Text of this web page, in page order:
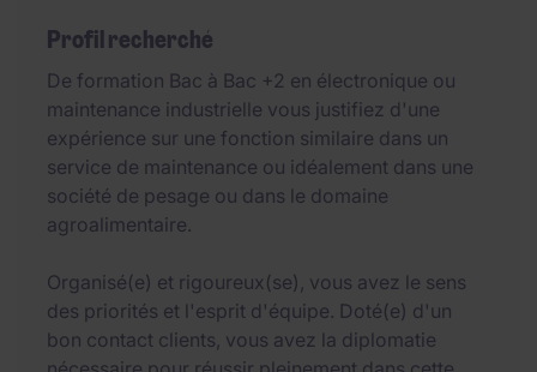
Profil recherché
De formation Bac à Bac +2 en électronique ou
maintenance industrielle vous justifiez d'une
expérience sur une fonction similaire dans un
service de maintenance ou idéalement dans une
société de pesage ou dans le domaine
agroalimentaire.
Organisé(e) et rigoureux(se), vous avez le sens
des priorités et l'esprit d'équipe. Doté(e) d'un
bon contact clients, vous avez la diplomatie